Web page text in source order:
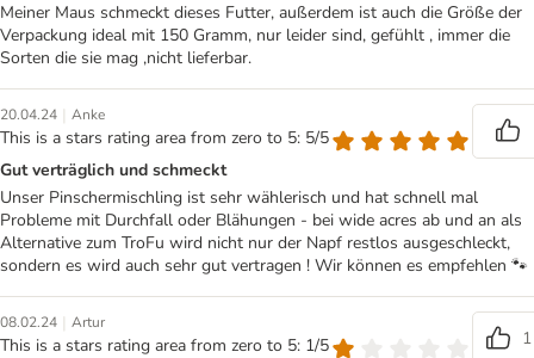
Meiner Maus schmeckt dieses Futter, außerdem ist auch die Größe der
Verpackung ideal mit 150 Gramm, nur leider sind, gefühlt , immer die
Sorten die sie mag ,nicht lieferbar.
20.04.24 | Anke
This is a stars rating area from zero to 5: 5/5
Gut verträglich und schmeckt
Unser Pinschermischling ist sehr wählerisch und hat schnell mal
Probleme mit Durchfall oder Blähungen - bei wide acres ab und an als
Alternative zum TroFu wird nicht nur der Napf restlos ausgeschleckt,
sondern es wird auch sehr gut vertragen ! Wir können es empfehlen 🐾
08.02.24 | Artur
This is a stars rating area from zero to 5: 1/5
1